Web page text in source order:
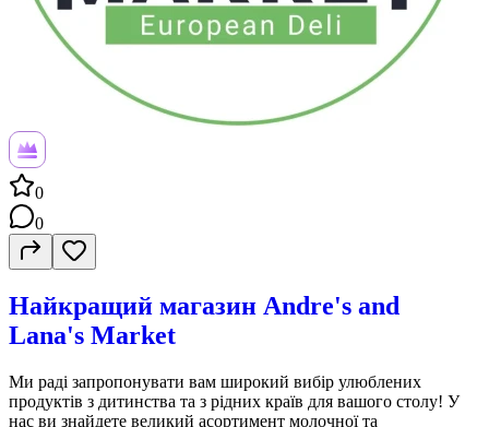
0
0
Найкращий магазин Andre's and
Lana's Market
Ми раді запропонувати вам широкий вибір улюблених
продуктів з дитинства та з рідних країв для вашого столу! У
нас ви знайдете великий асортимент молочної та